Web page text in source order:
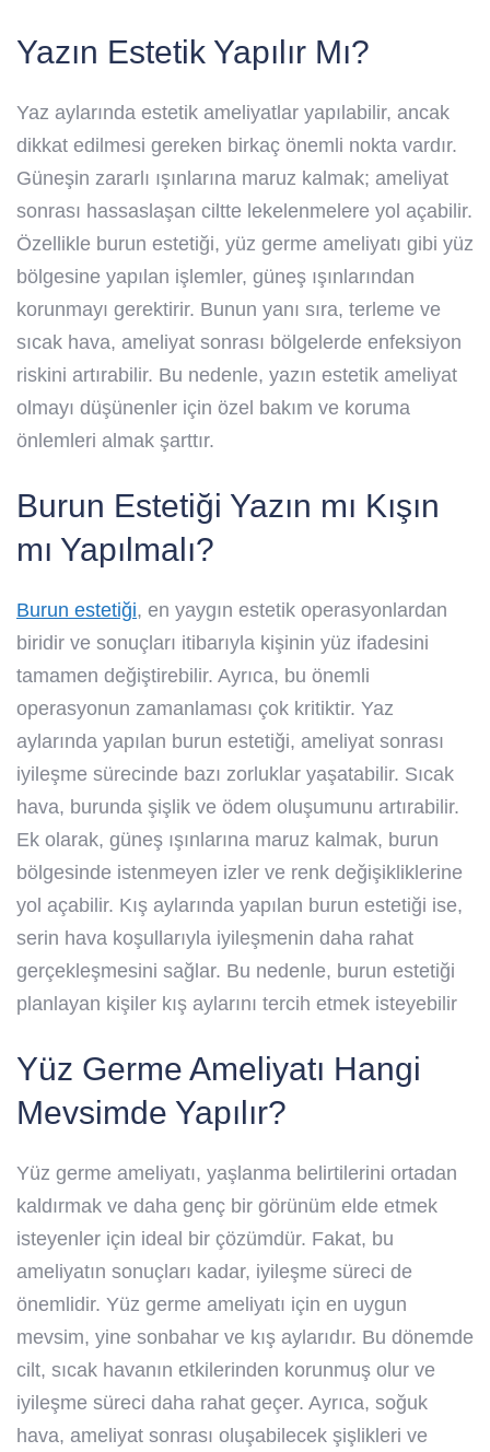
Yazın Estetik Yapılır Mı?
Yaz aylarında estetik ameliyatlar yapılabilir, ancak
dikkat edilmesi gereken birkaç önemli nokta vardır.
Güneşin zararlı ışınlarına maruz kalmak; ameliyat
sonrası hassaslaşan ciltte lekelenmelere yol açabilir.
Özellikle burun estetiği, yüz germe ameliyatı gibi yüz
bölgesine yapılan işlemler, güneş ışınlarından
korunmayı gerektirir. Bunun yanı sıra, terleme ve
sıcak hava, ameliyat sonrası bölgelerde enfeksiyon
riskini artırabilir. Bu nedenle, yazın estetik ameliyat
olmayı düşünenler için özel bakım ve koruma
önlemleri almak şarttır.
Burun Estetiği Yazın mı Kışın
mı Yapılmalı?
Burun estetiği, en yaygın estetik operasyonlardan
biridir ve sonuçları itibarıyla kişinin yüz ifadesini
tamamen değiştirebilir. Ayrıca, bu önemli
operasyonun zamanlaması çok kritiktir. Yaz
aylarında yapılan burun estetiği, ameliyat sonrası
iyileşme sürecinde bazı zorluklar yaşatabilir. Sıcak
hava, burunda şişlik ve ödem oluşumunu artırabilir.
Ek olarak, güneş ışınlarına maruz kalmak, burun
bölgesinde istenmeyen izler ve renk değişikliklerine
yol açabilir. Kış aylarında yapılan burun estetiği ise,
serin hava koşullarıyla iyileşmenin daha rahat
gerçekleşmesini sağlar. Bu nedenle, burun estetiği
planlayan kişiler kış aylarını tercih etmek isteyebilir
Yüz Germe Ameliyatı Hangi
Mevsimde Yapılır?
Yüz germe ameliyatı, yaşlanma belirtilerini ortadan
kaldırmak ve daha genç bir görünüm elde etmek
isteyenler için ideal bir çözümdür. Fakat, bu
ameliyatın sonuçları kadar, iyileşme süreci de
önemlidir. Yüz germe ameliyatı için en uygun
mevsim, yine sonbahar ve kış aylarıdır. Bu dönemde
cilt, sıcak havanın etkilerinden korunmuş olur ve
iyileşme süreci daha rahat geçer. Ayrıca, soğuk
hava, ameliyat sonrası oluşabilecek şişlikleri ve